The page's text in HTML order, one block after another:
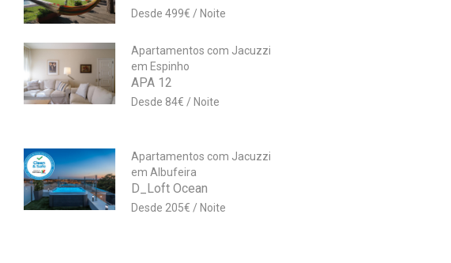
499€
Apartamentos com Jacuzzi
em Espinho
APA 12
84€
Apartamentos com Jacuzzi
em Albufeira
D_Loft Ocean
205€